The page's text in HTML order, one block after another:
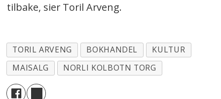
tilbake, sier Toril Arveng.
TORIL ARVENG BOKHANDEL
KULTUR
MAISALG
NORLI KOLBOTN TORG